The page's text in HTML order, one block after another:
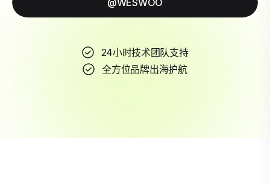
24小时技术团队支持
全方位品牌出海护航